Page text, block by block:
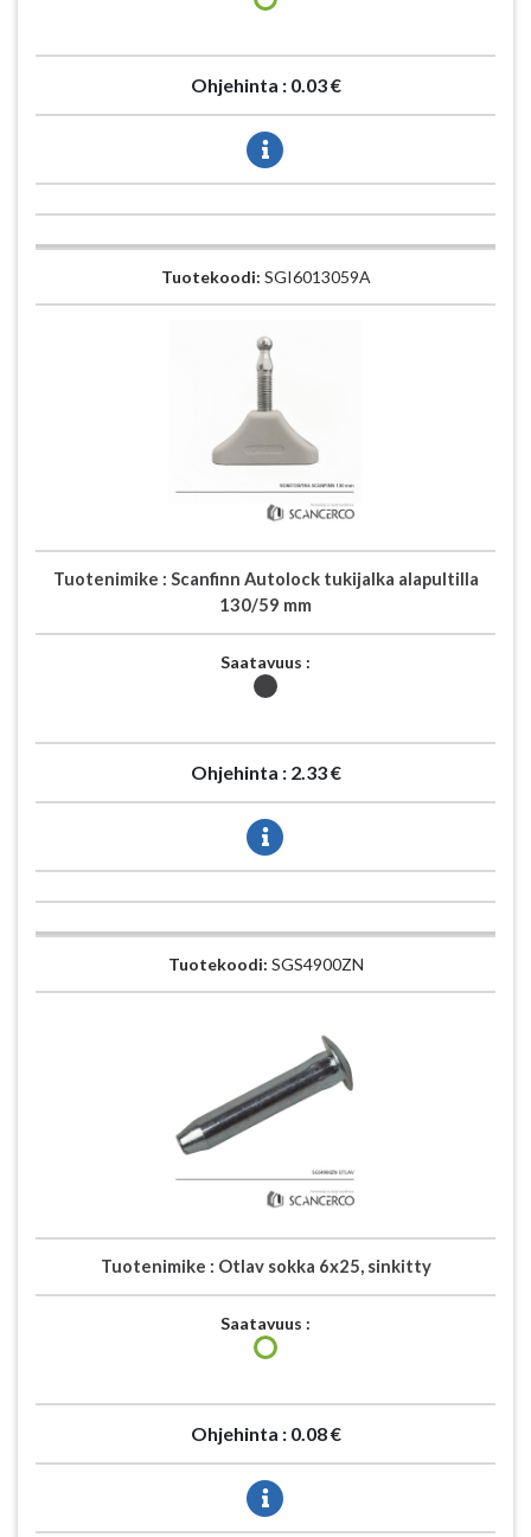
Ohjehinta : 0.03 €
Tuotekoodi: SGI6013059A
Tuotenimike : Scanfinn Autolock tukijalka alapultilla
130/59 mm
Saatavuus :
Ohjehinta : 2.33 €
Tuotekoodi: SGS4900ZN
Tuotenimike : Otlav sokka 6x25, sinkitty
Saatavuus :
Ohjehinta : 0.08 €